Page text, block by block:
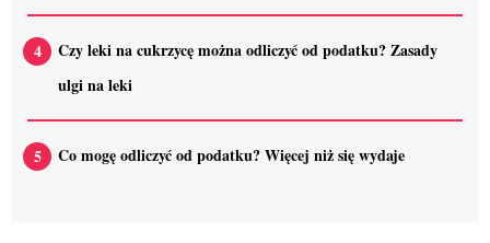
Czy leki na cukrzycę można odliczyć od podatku? Zasady
ulgi na leki
Co mogę odliczyć od podatku? Więcej niż się wydaje